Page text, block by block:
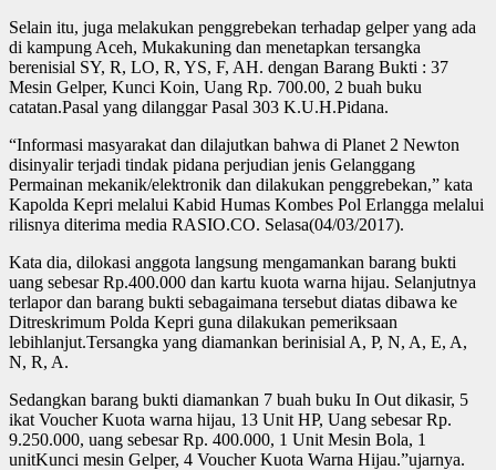
Selain itu, juga melakukan penggrebekan terhadap gelper yang ada
di kampung Aceh, Mukakuning dan menetapkan tersangka
berenisial SY, R, LO, R, YS, F, AH. dengan Barang Bukti : 37
Mesin Gelper, Kunci Koin, Uang Rp. 700.00, 2 buah buku
catatan.Pasal yang dilanggar Pasal 303 K.U.H.Pidana.
“Informasi masyarakat dan dilajutkan bahwa di Planet 2 Newton
disinyalir terjadi tindak pidana perjudian jenis Gelanggang
Permainan mekanik/elektronik dan dilakukan penggrebekan,” kata
Kapolda Kepri melalui Kabid Humas Kombes Pol Erlangga melalui
rilisnya diterima media RASIO.CO. Selasa(04/03/2017).
Kata dia, dilokasi anggota langsung mengamankan barang bukti
uang sebesar Rp.400.000 dan kartu kuota warna hijau. Selanjutnya
terlapor dan barang bukti sebagaimana tersebut diatas dibawa ke
Ditreskrimum Polda Kepri guna dilakukan pemeriksaan
lebihlanjut.Tersangka yang diamankan berinisial A, P, N, A, E, A,
N, R, A.
Sedangkan barang bukti diamankan 7 buah buku In Out dikasir, 5
ikat Voucher Kuota warna hijau, 13 Unit HP, Uang sebesar Rp.
9.250.000, uang sebesar Rp. 400.000, 1 Unit Mesin Bola, 1
unitKunci mesin Gelper, 4 Voucher Kuota Warna Hijau.”ujarnya.